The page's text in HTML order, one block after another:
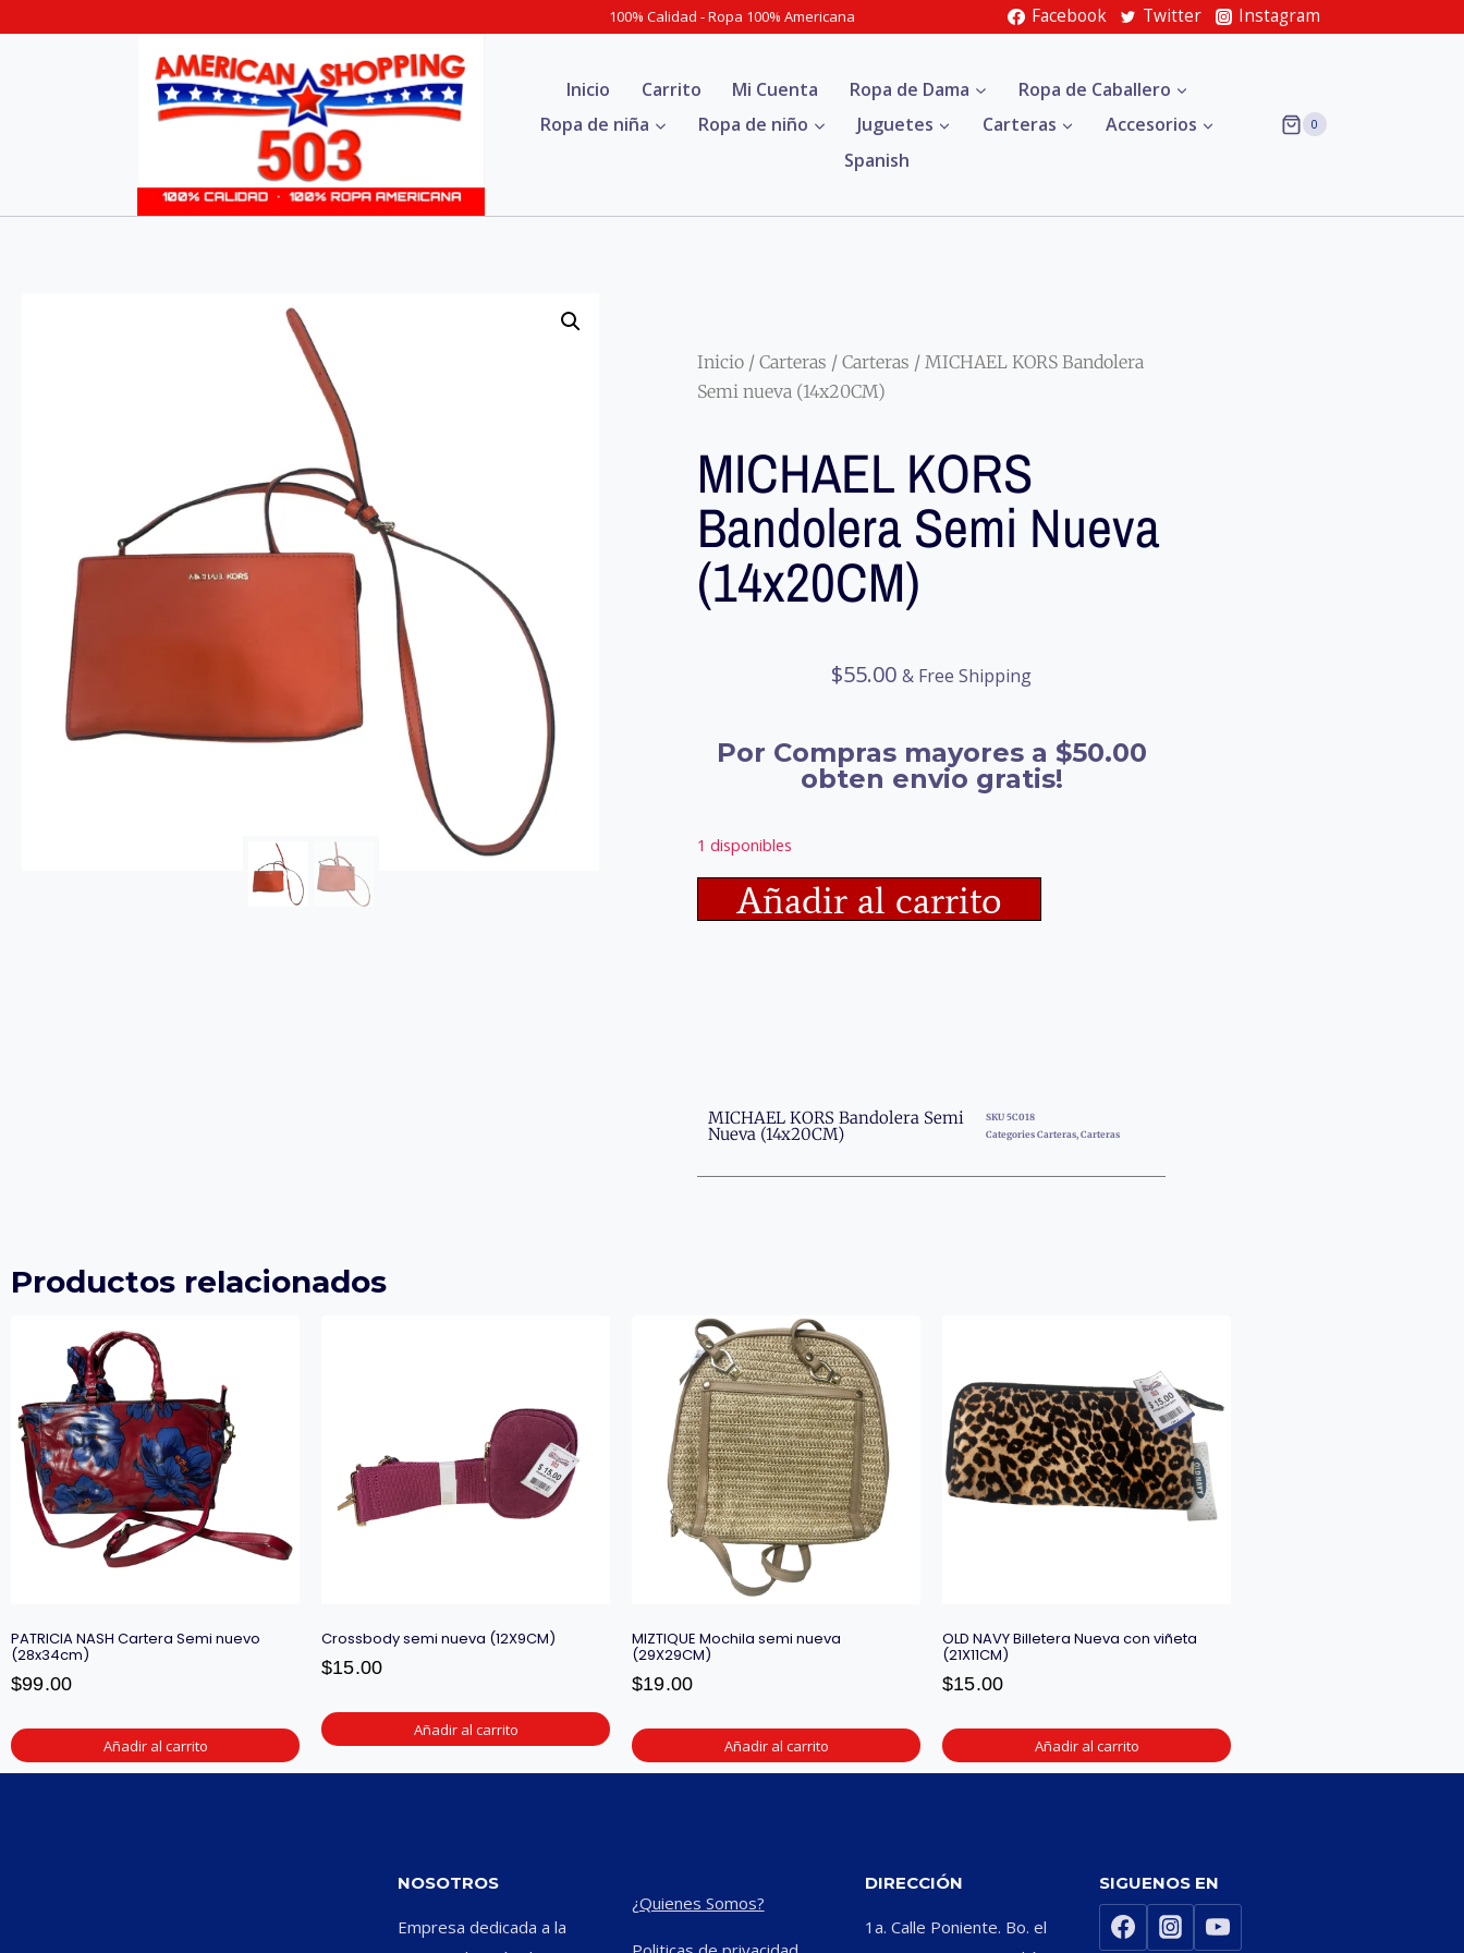
100% Calidad - Ropa 100% Americana Facebook Twitter Instagram
Inicio Carrito Mi Cuenta Ropa de Dama
Ropa de Caballero
Ropa de niña
Ropa de niño Juguetes Carteras
Accesorios
Spanish
0
Inicio / Carteras / Carteras / MICHAEL KORS Bandolera
Semi nueva (14x20CM)
MICHAEL KORS
Bandolera Semi Nueva
(14x20CM)
$55.00 & Free Shipping
Por Compras mayores a $50.00
obten envio gratis!
1 disponibles
Añadir al carrito
MICHAEL KORS Bandolera Semi
Nueva (14x20CM)
SKU 5C018
Categories Carteras, Carteras
Productos relacionados
PATRICIA NASH Cartera Semi nuevo
(28x34cm)
$99.00
Añadir al carrito
Crossbody semi nueva (12X9CM)
$15.00
Añadir al carrito
MIZTIQUE Mochila semi nueva
(29X29CM)
$19.00
Añadir al carrito
OLD NAVY Billetera Nueva con viñeta
(21X11CM)
$15.00
Añadir al carrito
NOSOTROS
Empresa dedicada a la
¿Quienes Somos?
DIRECCIÓN
1a. Calle Poniente. Bo. el
SIGUENOS EN